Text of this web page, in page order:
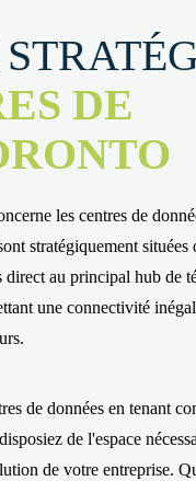
DE
les centres de
stratégiquement situées
au principal hub de
une connectivité
de données en tenant
de l'espace
de votre entreprise.